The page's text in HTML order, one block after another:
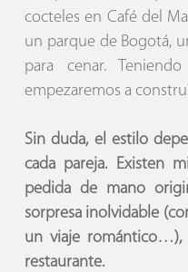
cocteles en Café del
un parque de Bogotá,
para cenar.
empezaremos a
Sin duda, el estilo
cada pareja. Existen
pedida de mano
sorpresa inolvidable
un viaje romántico…),
restaurante.